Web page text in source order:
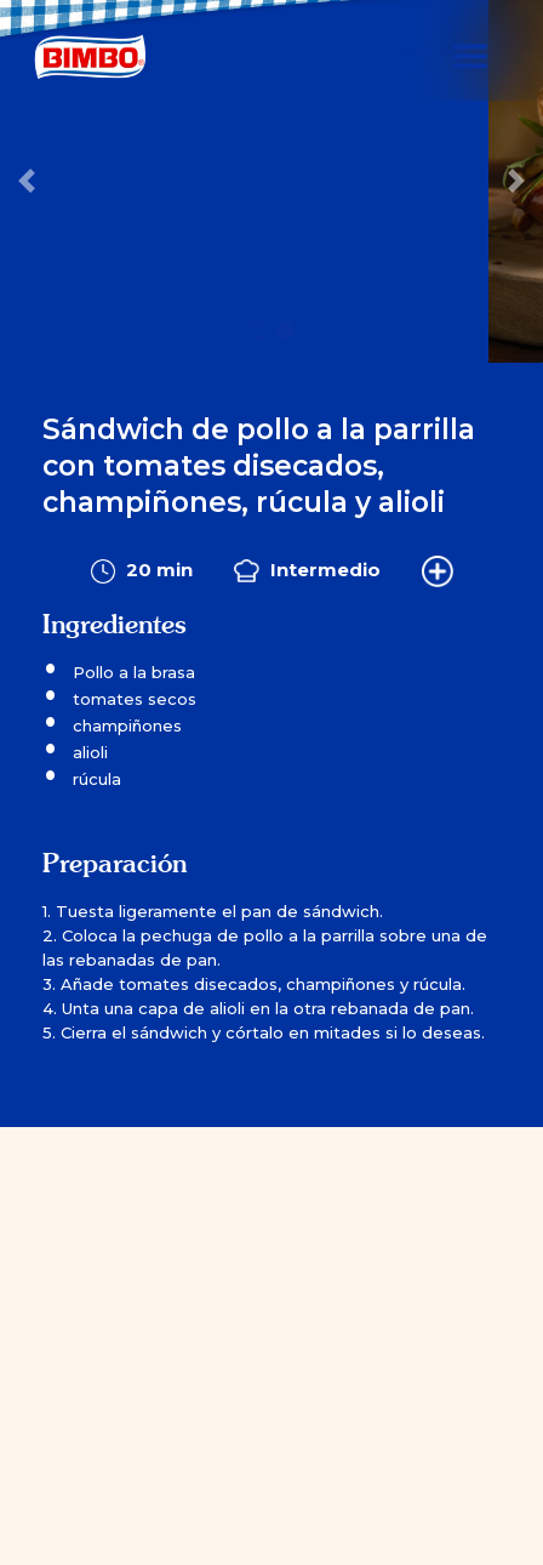
Previous
Sándwich de pollo a la parrilla
con tomates disecados,
champiñones, rúcula y alioli
20 min Intermedio
Ingredientes
Pollo a la brasa
tomates secos
champiñones
alioli
rúcula
Preparación
1. Tuesta ligeramente el pan de sándwich.
2. Coloca la pechuga de pollo a la parrilla sobre una de
las rebanadas de pan.
3. Añade tomates disecados, champiñones y rúcula.
4. Unta una capa de alioli en la otra rebanada de pan.
5. Cierra el sándwich y córtalo en mitades si lo deseas.